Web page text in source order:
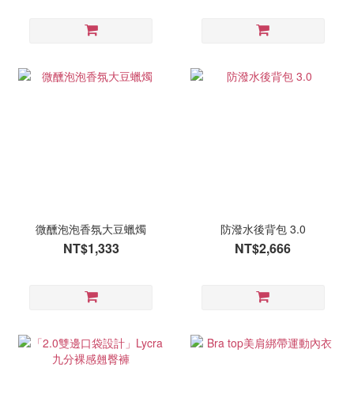
微醺泡泡香氛大豆蠟燭
NT$1,333
防潑水後背包 3.0
NT$2,666